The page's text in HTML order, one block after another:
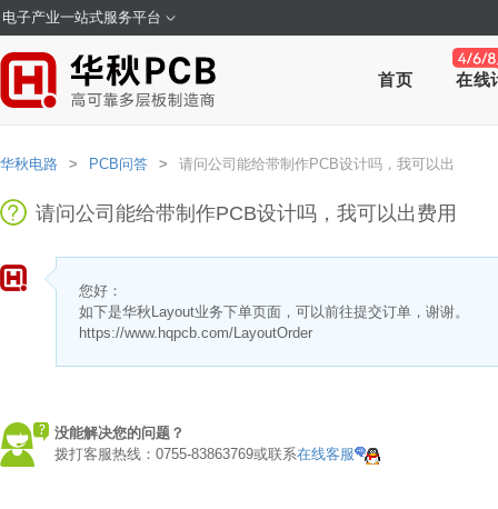
电子产业一站式服务平台
首页 在线
华秋电路 > PCB问答 > 请问公司能给带制作PCB设计吗，我可以出
请问公司能给带制作PCB设计吗，我可以出费用
您好：
如下是华秋Layout业务下单页面，可以前往提交订单，谢谢。
https://www.hqpcb.com/LayoutOrder
没能解决您的问题？
拨打客服热线：0755-83863769或联系在线客服